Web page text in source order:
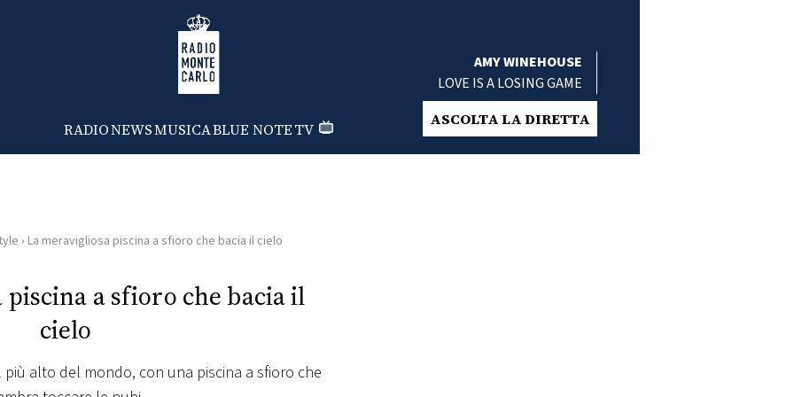
Radio Monte Carlo
RADIONEWSMUSICABLUE NOTETV
AMY WINEHOUSE
LOVE IS A LOSING GAME
ASCOLTA LA DIRETTA
› La meravigliosa piscina a sfioro che bacia il cielo
a sfioro che bacia il
cielo
alto del mondo, con una piscina a sfioro che